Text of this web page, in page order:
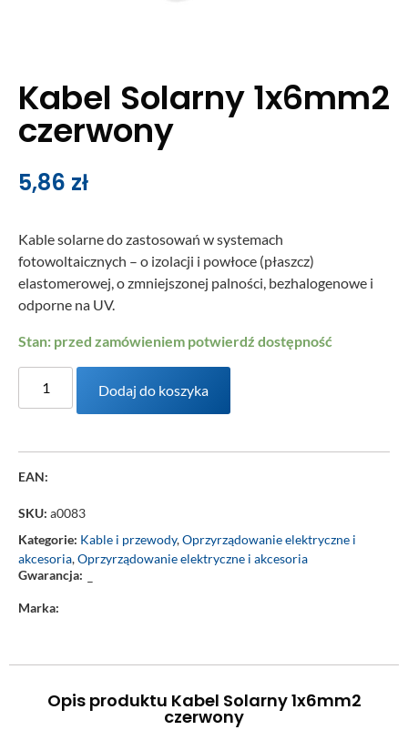
Kabel Solarny 1x6mm2
czerwony
5,86 zł
Kable solarne do zastosowań w systemach
fotowoltaicznych – o izolacji i powłoce (płaszcz)
elastomerowej, o zmniejszonej palności, bezhalogenowe i
odporne na UV.
Stan: przed zamówieniem potwierdź dostępność
Dodaj do koszyka
EAN:
SKU: a0083
Kategorie: Kable i przewody,Oprzyrządowanie elektryczne i
akcesoria,Oprzyrządowanie elektryczne i akcesoria
Gwarancja: –
Marka:
Opis produktu Kabel Solarny 1x6mm2
czerwony